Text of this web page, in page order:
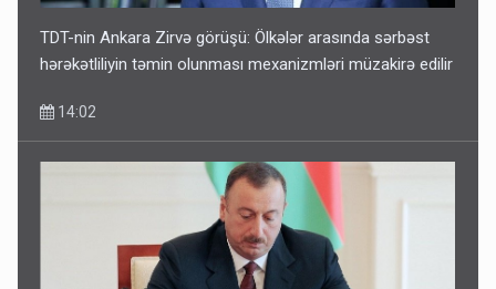
Bakıdakı “yəhudi”nin qurbanları - Sensasion adlar
TDT-nin Ankara Zirvə görüşü: Ölkələr arasında sərbəst
hərəkətliliyin təmin olunması mexanizmləri müzakirə edilir
14:02